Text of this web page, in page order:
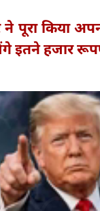
ने पूरा किया
इतने हजार